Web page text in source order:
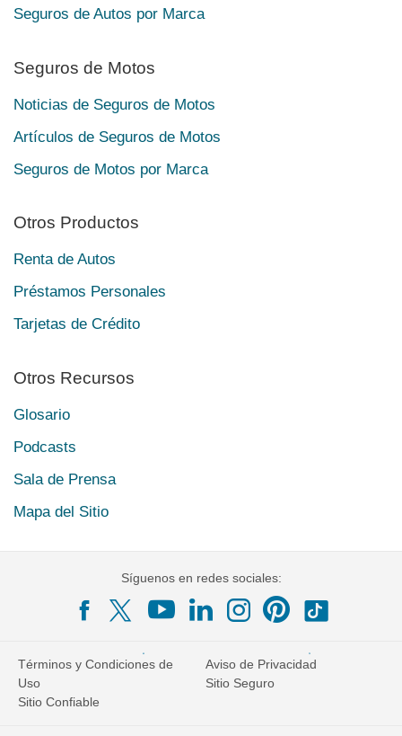
Seguros de Autos por Marca
Seguros de Motos
Noticias de Seguros de Motos
Artículos de Seguros de Motos
Seguros de Motos por Marca
Otros Productos
Renta de Autos
Préstamos Personales
Tarjetas de Crédito
Otros Recursos
Glosario
Podcasts
Sala de Prensa
Mapa del Sitio
Síguenos en redes sociales:
Términos y Condiciones de
Uso
Aviso de Privacidad
Sitio Seguro
Sitio Confiable